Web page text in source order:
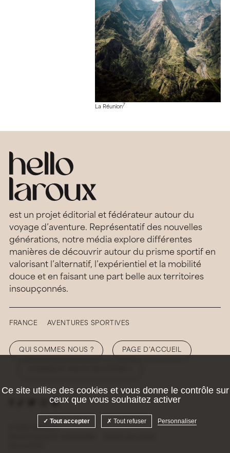
La Réunion7
est un projet éditorial et fédérateur autour du
voyage d’aventure. Représentatif des nouvelles
générations, notre média explore différentes
manières de découvrir autour du prisme sportif en
valorisant l’alternatif, l’expérientiel et la mobilité
douce et en faisant une part belle aux territoires
insoupçonnés.
FRANCE AVENTURES SPORTIVES
QUI SOMMES NOUS ? PAGE D’ACCUEIL
© 2026 Hellolaroux
Ce site utilise des cookies et vous donne le contrôle sur
ceux que vous souhaitez activer
Tout accepter Tout refuser Personnaliser